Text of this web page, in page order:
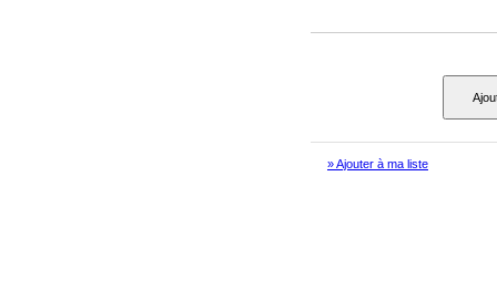
» Ajouter à ma liste